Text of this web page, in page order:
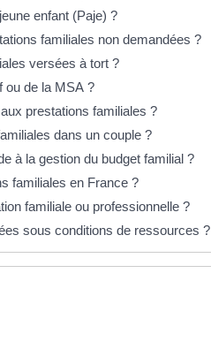
enfant (Paje) ?
familiales non demandées ?
versées à tort ?
ou de la MSA ?
prestations familiales ?
dans un couple ?
à la gestion du budget familial ?
familiales en France ?
familiale ou professionnelle ?
sous conditions de ressources ?